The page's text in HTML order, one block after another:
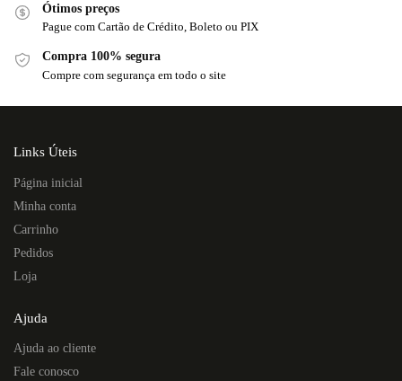
Ótimos preços
Pague com Cartão de Crédito, Boleto ou PIX
Compra 100% segura
Compre com segurança em todo o site
Links Úteis
Página inicial
Minha conta
Carrinho
Pedidos
Loja
Ajuda
Ajuda ao cliente
Fale conosco